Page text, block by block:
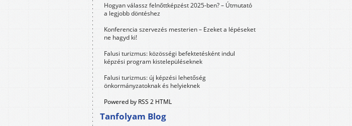
Hogyan válassz felnőttképzést 2025-ben? – Útmutató
a legjobb döntéshez
Konferencia szervezés mesterien – Ezeket a lépéseket
ne hagyd ki!
Falusi turizmus: közösségi befektetésként indul
képzési program kistelepüléseknek
Falusi turizmus: új képzési lehetőség
önkormányzatoknak és helyieknek
Powered by RSS 2 HTML
Tanfolyam Blog